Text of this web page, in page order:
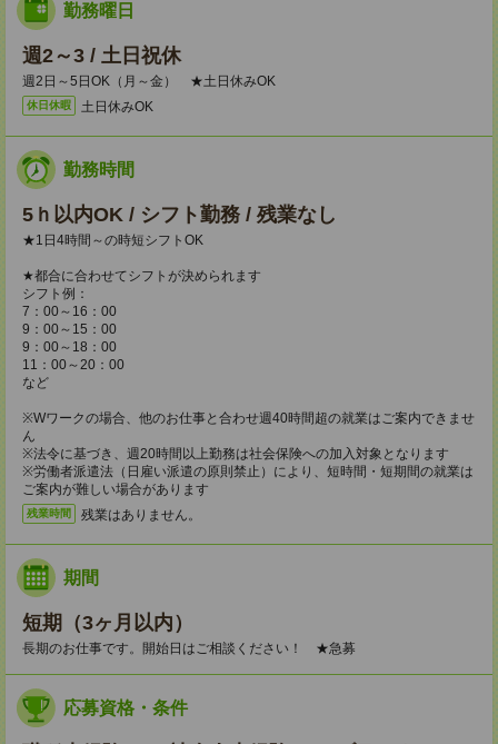
勤務曜日
週2～3 / 土日祝休
週2日～5日OK（月～金） ★土日休みOK
休日休暇 土日休みOK
勤務時間
5ｈ以内OK / シフト勤務 / 残業なし
★1日4時間～の時短シフトOK
★都合に合わせてシフトが決められます
シフト例：
7：00～16：00
9：00～15：00
9：00～18：00
11：00～20：00
など
※Wワークの場合、他のお仕事と合わせ週40時間超の就業はご案内できませ
ん
※法令に基づき、週20時間以上勤務は社会保険への加入対象となります
※労働者派遣法（日雇い派遣の原則禁止）により、短時間・短期間の就業は
ご案内が難しい場合があります
残業時間 残業はありません。
期間
短期（3ヶ月以内）
長期のお仕事です。開始日はご相談ください！ ★急募
応募資格・条件